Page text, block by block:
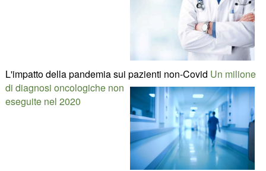
L'impatto della pandemia sui pazienti non-Covid Un milione
di diagnosi oncologiche non
eseguite nel 2020